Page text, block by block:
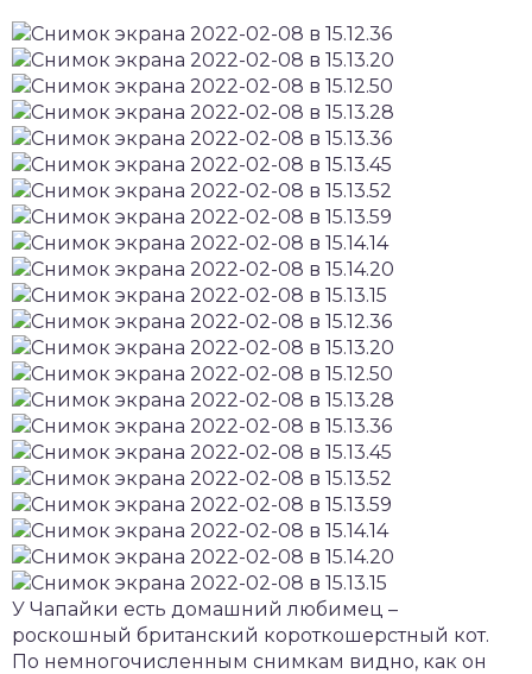
У Чапайки есть домашний любимец –
роскошный британский короткошерстный кот.
По немногочисленным снимкам видно, как он